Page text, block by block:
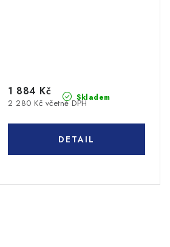
Skladem
2 280 Kč včetně DPH
1 884 Kč